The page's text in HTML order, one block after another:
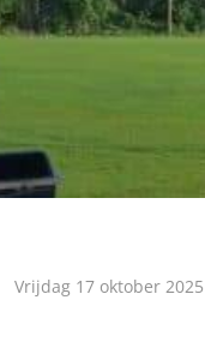
Vrijdag 17 oktober 2025